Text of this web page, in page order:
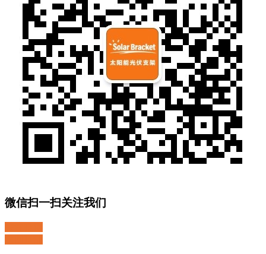
微信扫一扫关注我们